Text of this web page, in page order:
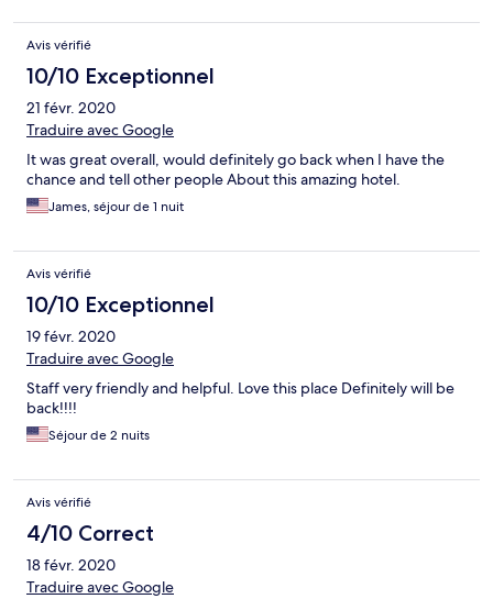
Avis vérifié
10/10 Exceptionnel
21 févr. 2020
Traduire avec Google
It was great overall, would definitely go back when I have the
chance and tell other people About this amazing hotel.
James, séjour de 1 nuit
Avis vérifié
10/10 Exceptionnel
19 févr. 2020
Traduire avec Google
Staff very friendly and helpful. Love this place Definitely will be
back!!!!
Séjour de 2 nuits
Avis vérifié
4/10 Correct
18 févr. 2020
Traduire avec Google